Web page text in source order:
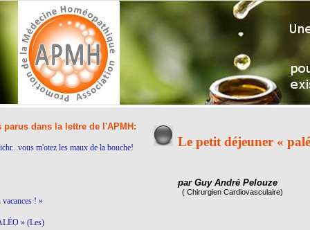
dans la lettre de l'APMH:
m'otez les maux de la bouche!
! »
» (Les)
Le petit déjeuner «
par Guy André Pelouze
( Chirurgien Cardiovasculaire)